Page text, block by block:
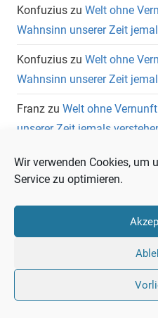
Wir verwenden Cookies, um
Service zu optimieren.
Konfuzius zu Welt ohne
Wahnsinn unserer Zeit
Konfuzius zu Welt ohne
Wahnsinn unserer Zeit
Franz zu Welt ohne
unserer Zeit jemals
Wolfgang HeuerzuWelt
Wahnsinn unserer Zeit
LiberaleTwitter